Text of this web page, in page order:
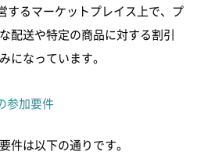
するマーケットプレイス上で、プ
配送や特定の商品に対する割引
になっています。
参加要件
件は以下の通りです。